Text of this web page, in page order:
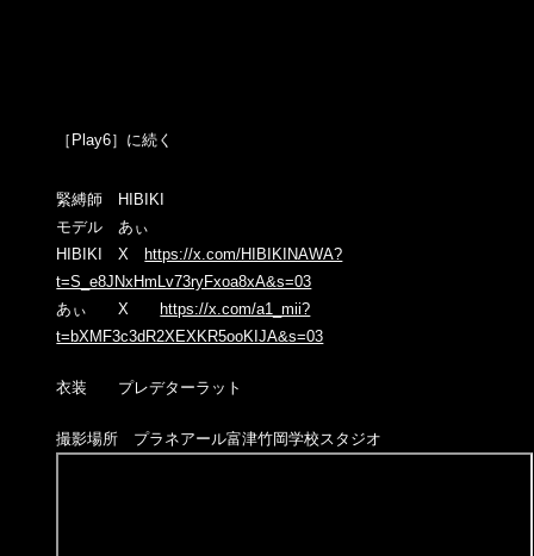
［Play6］に続く
緊縛師 HIBIKI
モデル あぃ
HIBIKI X
https://x.com/HIBIKINAWA?
t=S_e8JNxHmLv73ryFxoa8xA&s=03
あぃ X
https://x.com/a1_mii?
t=bXMF3c3dR2XEXKR5ooKIJA&s=03
衣装 プレデターラット
撮影場所 プラネアール富津竹岡学校スタジオ